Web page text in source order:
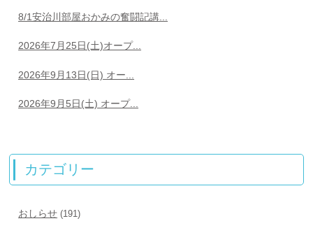
8/1安治川部屋おかみの奮闘記講...
2026年7月25日(土)オープ...
2026年9月13日(日) オー...
2026年9月5日(土) オープ...
カテゴリー
おしらせ (191)